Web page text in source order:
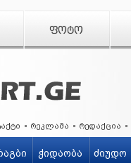
ᲤᲝᲢᲝ
რეკლამა რედაქცია
ჭიდაობა ძიუდო